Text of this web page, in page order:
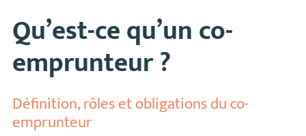
Qu’est-ce qu’un co-
emprunteur ?
Définition, rôles et obligations du co-
emprunteur